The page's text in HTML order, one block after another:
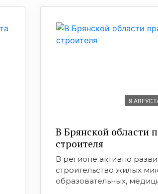
9
В Брянской области
строителя
В регионе активно
строительство жилых
образовательных,